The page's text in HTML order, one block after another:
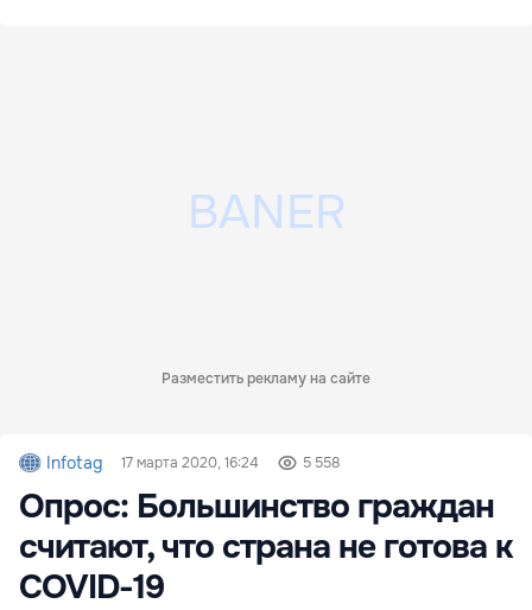
Разместить рекламу на сайте
Infotag 17 марта 2020, 16:24 5 558
Опрос: Большинство граждан
считают, что страна не готова к
COVID-19